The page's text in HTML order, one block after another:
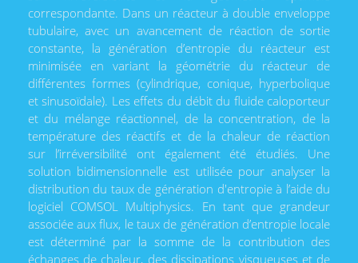
correspondante. Dans un réacteur à double enveloppe
tubulaire, avec un avancement de réaction de sortie
constante, la génération d’entropie du réacteur est
minimisée en variant la géométrie du réacteur de
différentes formes (cylindrique, conique, hyperbolique
et sinusoïdale). Les effets du débit du fluide caloporteur
et du mélange réactionnel, de la concentration, de la
température des réactifs et de la chaleur de réaction
sur l’irréversibilité ont également été étudiés. Une
solution bidimensionnelle est utilisée pour analyser la
distribution du taux de génération d'entropie à l’aide du
logiciel COMSOL Multiphysics. En tant que grandeur
associée aux flux, le taux de génération d’entropie locale
est déterminé par la somme de la contribution des
échanges de chaleur, des dissipations visqueuses et de